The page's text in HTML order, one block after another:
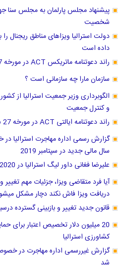
پیشنهاد مجلس پارلمان به مجلس
شخصیت
دولت استرالیا ویزاهای مناطق ریجنال
داده است
راند دعوتنامه ماتریکس ACT در مورخه 17 سپتامبر 2019 برگزار گردید
سازمان مارا چه سازمانی است ؟
الگوبرداری وزیر جمعیت استرالیا از
و کنترل جمعیت
راند دعوتنامه ایالتی ACT در مورخه 27 سپتامبر 2019 برگزار گردید
گزارش رسمی اداره مهاجرت استرالیا
سال مالی جدید در سپتامبر 2019
علیرضا فغانی داور لیگ استرالیا در 2020-2019
آیا فرد متقاضی ویزا، جزئیات مهم
دریافت ویزا فاش نکند دچار مشکل
قانون جدید تغییر و بازبینی گسترده
20 میلیون دلار تخصیص اعتبار برای
کشاورزی استرالیا
شد